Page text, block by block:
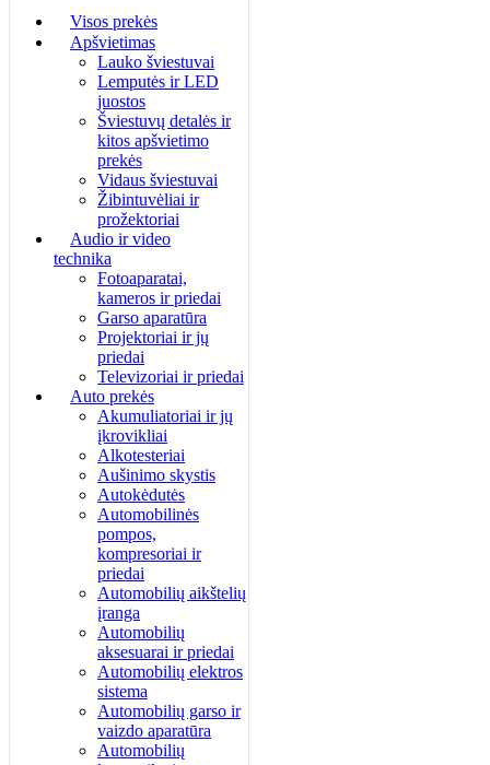
Visos prekės
Apšvietimas
Lauko šviestuvai
Lemputės ir LED
juostos
Šviestuvų detalės ir
kitos apšvietimo
prekės
Vidaus šviestuvai
Žibintuvėliai ir
prožektoriai
Audio ir video
technika
Fotoaparatai,
kameros ir priedai
Garso aparatūra
Projektoriai ir jų
priedai
Televizoriai ir priedai
Auto prekės
Akumuliatoriai ir jų
įkrovikliai
Alkotesteriai
Aušinimo skystis
Autokėdutės
Automobilinės
pompos,
kompresoriai ir
priedai
Automobilių aikštelių
įranga
Automobilių
aksesuarai ir priedai
Automobilių elektros
sistema
Automobilių garso ir
vaizdo aparatūra
Automobilių